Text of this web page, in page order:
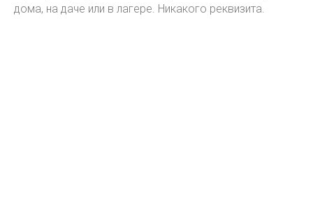
дома, на даче или в лагере. Никакого реквизита.